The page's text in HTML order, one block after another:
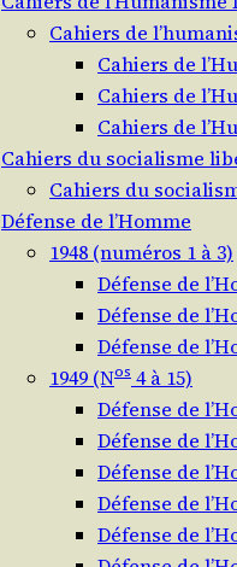
Cahiers de
Cahiers de
Cahiers de
Cahiers de
Cahiers du socialisme
Cahiers du
Défense de l’Homme
1948 (numéros 1 à 3)
Défense de
Défense de
Défense de
1949 (Nos 4 à 15)
Défense de
Défense de
Défense de
Défense de
Défense de